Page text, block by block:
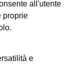
all'utente
proprie
e